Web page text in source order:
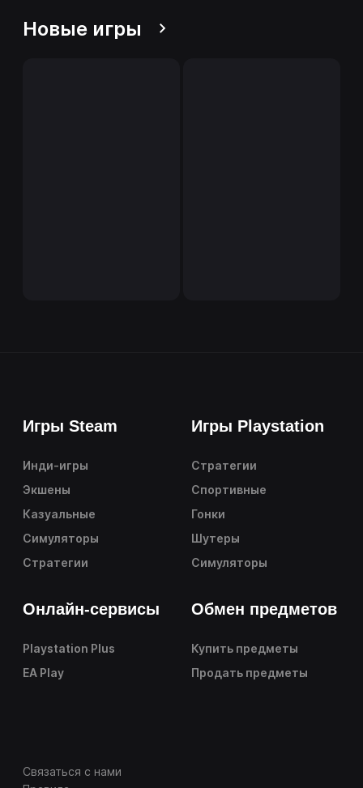
Новые игры
Игры Steam
Инди-игры
Экшены
Казуальные
Симуляторы
Стратегии
Игры Playstation
Стратегии
Спортивные
Гонки
Шутеры
Симуляторы
Онлайн-сервисы
Playstation Plus
EA Play
Обмен предметов
Купить предметы
Продать предметы
Связаться с нами